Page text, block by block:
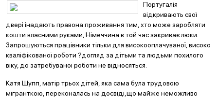
Португалія
відкривають свої
двері інадають правона проживання тим, хто може заробляти
кошти власними руками, Німеччина в той час закриває люки.
Запрошуються працівники тільки для високооплачуваної, високо
кваліфікованої роботи ?догляд за дітьми та людьми похилого
віку, до затребуваної роботи не відносяться.
Катя Шупп, матір трьох дітей, яка сама була трудовою
мігранткою, переконалась на досвіді,що майже неможливо